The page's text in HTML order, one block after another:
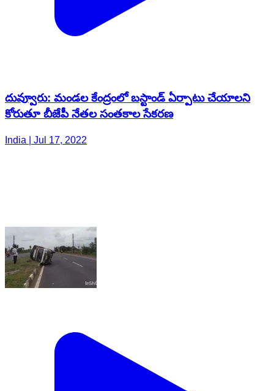
దువ్వూరు: మండల కేంద్రంలో బస్టాండ్ ఏర్పాటు చేయాలని
కోరుతూ బీజేపీ నేతల సంతకాల సేకరణ
India | Jul 17, 2022